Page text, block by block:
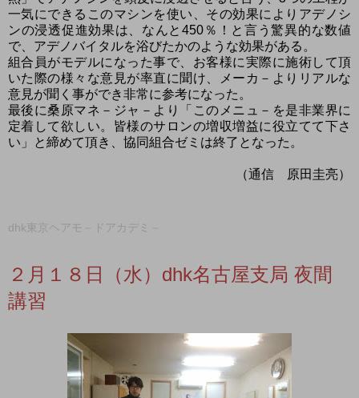
一気にできるこのマシンを使い、その効果によりアデノシ
ンの浸透促進効果は、なんと450％！と言う驚異的な数値
で、アデノバイタルを浴びたかのような効果がある。
組合員がモデルになった事で、お客様に実際に施術して頂
いた際の様々な意見が率直に聞け、メーカ－よりリアルな
意見が聞く事ができ非常に参考になった。
最後に桑原マネ－ジャ－より「このメニュ－を是非業界に
定着して欲しい。皆様のサロンの増収増益に役立てて下さ
い」と締めて頂き、協同組合ゼミは終了となった。
（通信 原田圭亮）
dhk東京ヘアモ－ドアカデミ－
２月１８日（水）dhk名古屋支局 夜間
講習